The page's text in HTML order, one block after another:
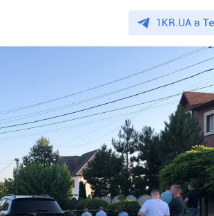
1KR.UA в